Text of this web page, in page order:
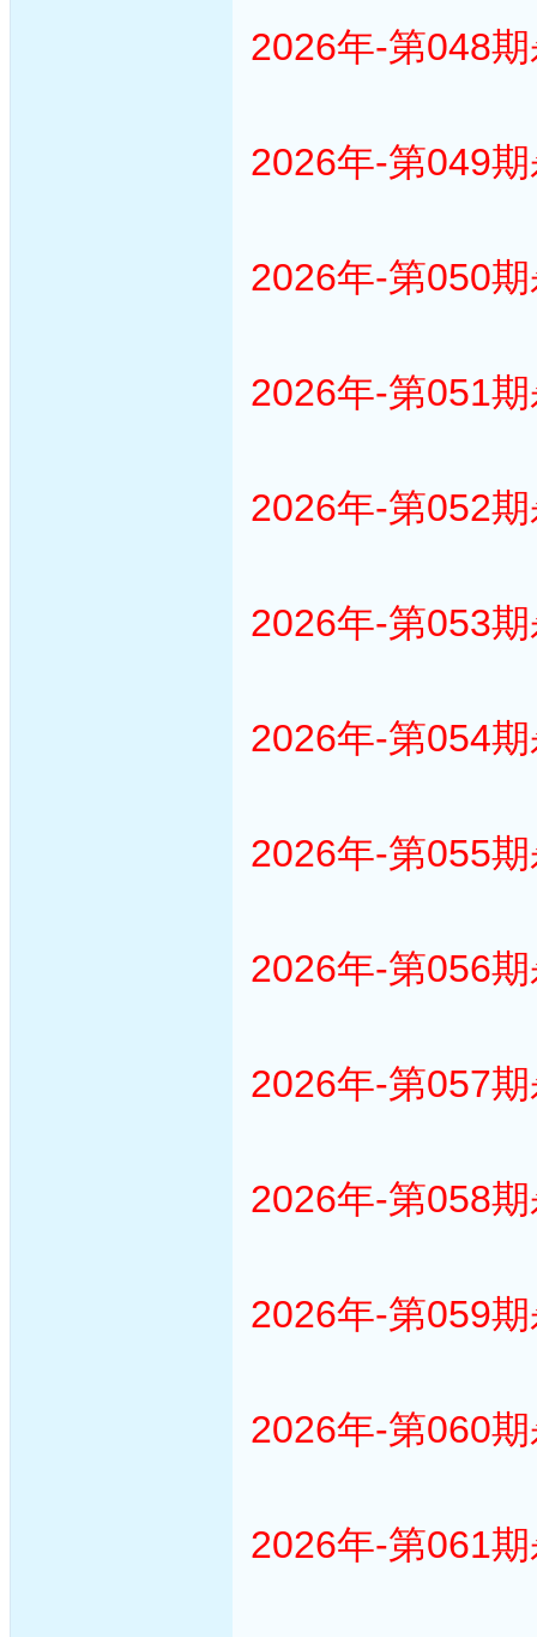
2026年-第048
2026年-第049
2026年-第050
2026年-第051
2026年-第052
2026年-第053
2026年-第054
2026年-第055
2026年-第056
2026年-第057
2026年-第058
2026年-第059
2026年-第060
2026年-第061